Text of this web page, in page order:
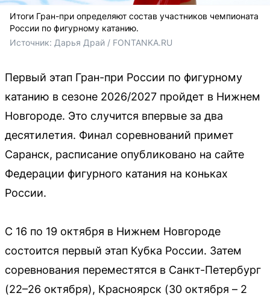
Итоги Гран-при определяют состав участников чемпионата
России по фигурному катанию.
Источник: Дарья Драй / FONTANKA.RU
Первый этап Гран-при России по фигурному
катанию в сезоне 2026/2027 пройдет в Нижнем
Новгороде. Это случится впервые за два
десятилетия. Финал соревнований примет
Саранск, расписание опубликовано на сайте
Федерации фигурного катания на коньках
России.
С 16 по 19 октября в Нижнем Новгороде
состоится первый этап Кубка России. Затем
соревнования переместятся в Санкт-Петербург
(22–26 октября), Красноярск (30 октября – 2